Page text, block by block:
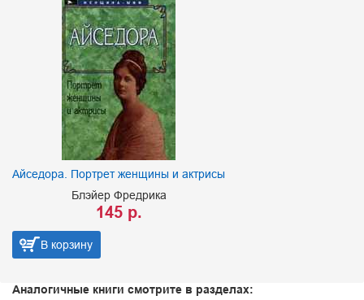
Айседора. Портрет женщины и актрисы
Блэйер Фредрика
145 р.
В корзину
Аналогичные книги смотрите в разделах: